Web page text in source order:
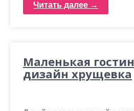
Читать далее →
Маленькая
дизайн хрущевка